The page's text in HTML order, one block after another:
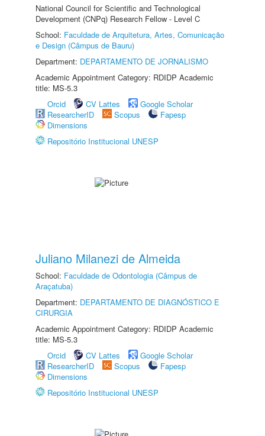
National Council for Scientific and Technological
Development (CNPq) Research Fellow - Level C
School: Faculdade de Arquitetura, Artes, Comunicação
e Design (Câmpus de Bauru)
Department: DEPARTAMENTO DE JORNALISMO
Academic Appointment Category: RDIDP Academic
title: MS-5.3
Orcid
CV Lattes
Google Scholar
ResearcherID
Scopus
Fapesp
Dimensions
Repositório Institucional UNESP
Juliano Milanezi de Almeida
School: Faculdade de Odontologia (Câmpus de
Araçatuba)
Department: DEPARTAMENTO DE DIAGNÓSTICO E
CIRURGIA
Academic Appointment Category: RDIDP Academic
title: MS-5.3
Orcid
CV Lattes
Google Scholar
ResearcherID
Scopus
Fapesp
Dimensions
Repositório Institucional UNESP